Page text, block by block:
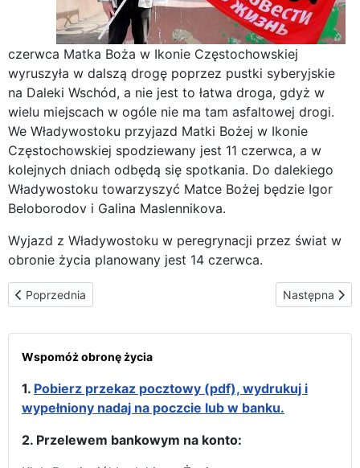
czerwca Matka Boża w Ikonie Częstochowskiej
wyruszyła w dalszą drogę poprzez pustki syberyjskie
na Daleki Wschód, a nie jest to łatwa droga, gdyż w
wielu miejscach w ogóle nie ma tam asfaltowej drogi.
We Władywostoku przyjazd Matki Bożej w Ikonie
Częstochowskiej spodziewany jest 11 czerwca, a w
kolejnych dniach odbędą się spotkania. Do dalekiego
Władywostoku towarzyszyć Matce Bożej będzie Igor
Beloborodov i Galina Maslennikova.
Wyjazd z Władywostoku w peregrynacji przez świat w
obronie życia planowany jest 14 czerwca.
Poprzednia strona: Już we Władywostoku – za dwa dni
Poprzednia Następna
Następna
Wspomóż obronę życia
1. Pobierz przekaz pocztowy (pdf), wydrukuj i
wypełniony nadaj na poczcie lub w banku.
2. Przelewem bankowym na konto: